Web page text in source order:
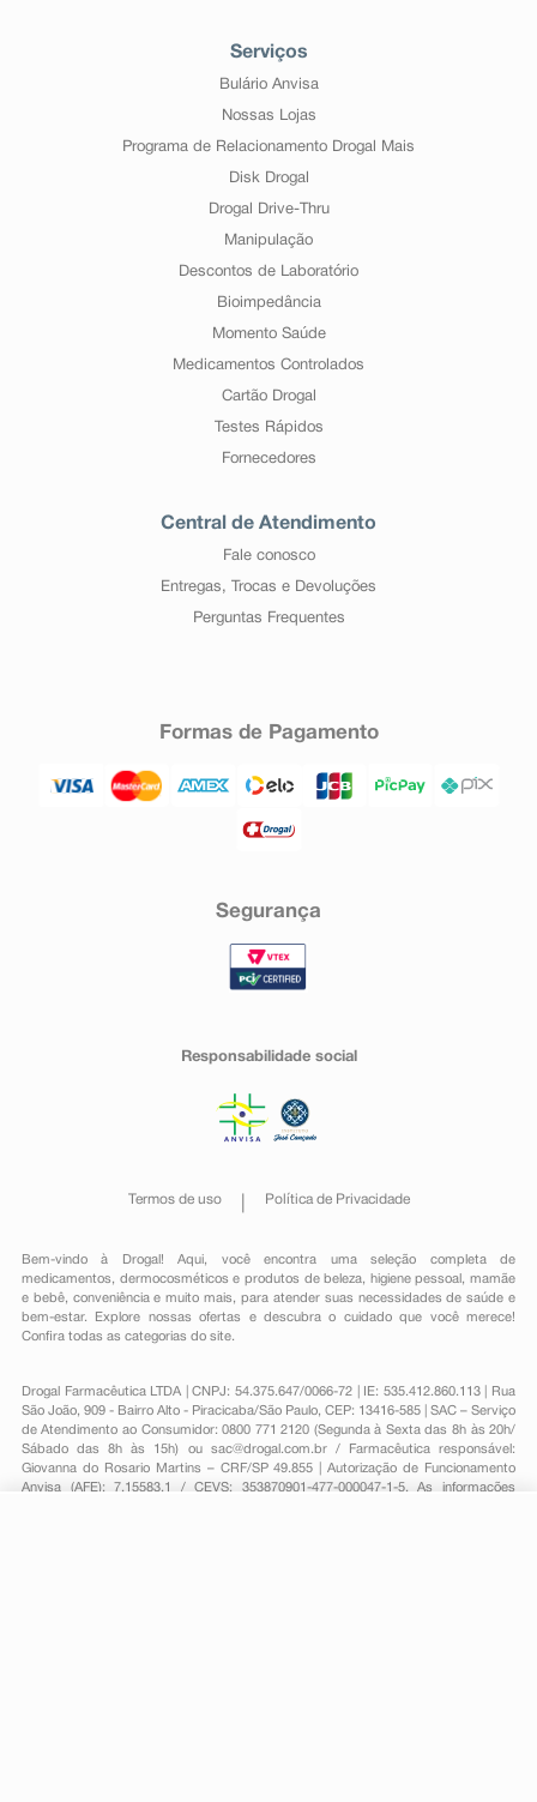
Serviços
Bulário Anvisa
Nossas Lojas
Programa de Relacionamento Drogal Mais
Disk Drogal
Drogal Drive-Thru
Manipulação
Descontos de Laboratório
Bioimpedância
Momento Saúde
Medicamentos Controlados
Cartão Drogal
Testes Rápidos
Fornecedores
Central de Atendimento
Fale conosco
Entregas, Trocas e Devoluções
Perguntas Frequentes
Formas de Pagamento
Segurança
Responsabilidade social
Termos de uso Política de Privacidade
Bem-vindo à Drogal! Aqui, você encontra uma seleção completa de
medicamentos , dermocosméticos e produtos de beleza, higiene pessoal ,mamãe
e bebê, conveniênciae muito mais, para atender suas necessidades de saúde e
bem-estar. Explore nossas ofertas e descubra o cuidado que você merece!
Confira todas as categorias do site.
Drogal Farmacêutica LTDA | CNPJ: 54.375.647/0066-72 | IE: 535.412.860.113 | Rua
São João, 909 - Bairro Alto - Piracicaba/São Paulo, CEP: 13416-585 | SAC – Serviço
de Atendimento ao Consumidor: 0800 771 2120 (Segunda à Sexta das 8h às 20h/
Sábado das 8h às 15h) ou sac@drogal.com.br/ Farmacêutica responsável:
Giovanna do Rosario Martins – CRF/SP 49.855 | Autorização de Funcionamento
Anvisa (AFE): 7.15583.1 / CEVS: 353870901-477-000047-1-5. As informações